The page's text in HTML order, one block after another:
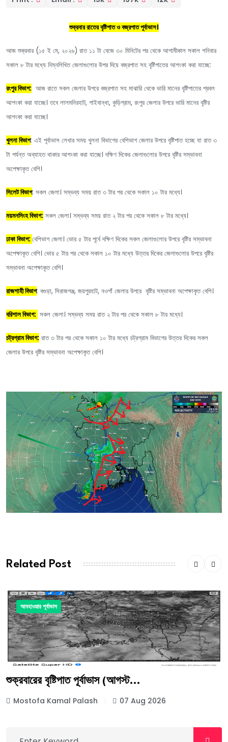
শুক্রবার রাতের বৃষ্টিপাত ও বজ্রপাত পূর্বাভাস।
আজ শুক্রবার (১৫ ই মে, ২০২৬) রাত ১১ টা বেজে ৩০ মিনিটের পর থেকে আগামীকাল সকাল শনিবার
সকাল ৮ টার মধ্যে নিম্নলিখিত জেলাগুলোর উপর দিয়ে বজ্রপাত সহ বৃষ্টিপাতের আশংকা করা যাচ্ছে:
রংপুর বিভাগ: আজ রাতে সকল জেলার উপরে বজ্রপাত সহ মাঝারি থেকে ভারি মানের বৃষ্টিপাতের প্রবল
আশংকা করা যাচ্ছে। তবে লালমনিরহাট, গাইবান্ধা, কুড়িগ্রাম, রংপুর জেলার উপরে ভারি মানের বৃষ্টির
আশংকা করা যাচ্ছে।
খুলনা বিভাগ: এই পূর্বাভাস লেখার সময় খুলনা বিভাগের বেশিভাগ জেলার উপরে বৃষ্টিপাত হচ্ছে যা রাত ৩
টা পর্যন্ত অব্যাহত থাকার আশংকা করা যাচ্ছে। দক্ষিণ দিকের জেলাগুলোর উপরে বৃষ্টির সম্ভাবনা
অপেক্ষাকৃত বেশি।
সিলেট বিভাগ: সকল জেলা। সম্ভব্য সময় রাত ৩ টার পর থেকে সকাল ১০ টার মধ্যে।
ময়মনসিংহ বিভাগ: সকল জেলা। সম্ভব্য সময় রাত ২ টার পর থেকে সকাল ৮ টার মধ্যে।
ঢাকা বিভাগ:বেশিভাগ জেলা। ভোর ৫ টার পূর্বে দক্ষিণ দিকের সকল জেলাগুলোর উপরে বৃষ্টির সম্ভাবনা
অপেক্ষাকৃত বেশি। ভোর ৫ টার পর থেকে সকাল ১০ টার মধ্যে উত্তর দিকের জেলাগুলোর উপরে বৃষ্টির
সম্ভাবনা অপেক্ষাকৃত বেশি।
রাজশাহী বিভাগ: বগুড়া, সিরাজগঞ্জ, জয়পুরহাট, নওগাঁ জেলার উপরে বৃষ্টির সম্ভাবনা অপেক্ষাকৃত বেশি।
বরিশাল বিভাগ: সকল জেলা। সম্ভব্য সময় রাত ২ টার পর থেকে সকাল ৮ টার মধ্যে।
চট্রগ্রাম বিভাগ: রাত ৩ টার পর থেকে সকাল ১০ টার মধ্যে চট্রগ্রাম বিভাগের উত্তর দিকের সকল
জেলার উপরে বৃষ্টির সম্ভাবনা অপেক্ষাকৃত বেশি।
Related Post
আবহাওয়ার পূর্বাভাস
শুক্রবারের বৃষ্টিপাত পূর্বাভাস (আগস্ট...
Mostofa Kamal Palash
07 Aug 2026